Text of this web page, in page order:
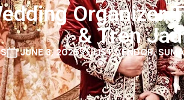
Organizer
& Tren
JUNE 3, 2025 LIST VENDOR,